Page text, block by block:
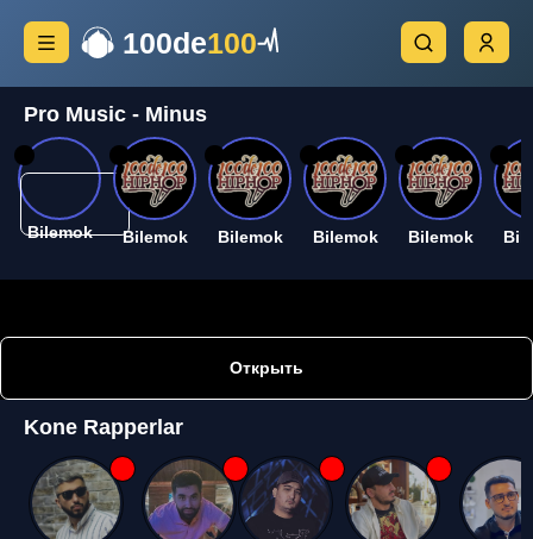
100de100
Pro Music - Minus
Bilemok Bilemok Bilemok Bilemok Bilemok
Открыть
Kone Rapperlar